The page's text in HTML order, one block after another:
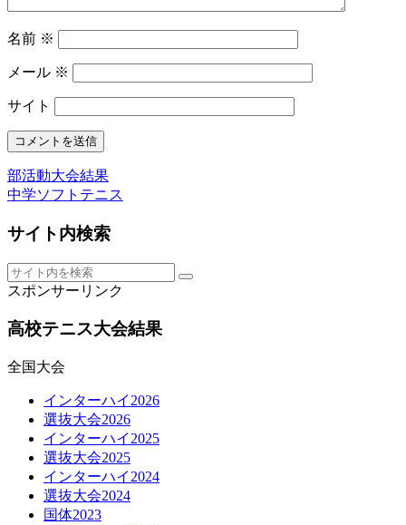
名前 ※
メール ※
サイト
部活動大会結果
中学ソフトテニス
サイト内検索
スポンサーリンク
高校テニス大会結果
全国大会
インターハイ2026
選抜大会2026
インターハイ2025
選抜大会2025
インターハイ2024
選抜大会2024
国体2023